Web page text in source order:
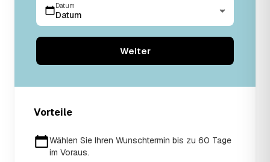
Datum
Datum
Weiter
Vorteile
Wählen Sie Ihren Wunschtermin bis zu 60 Tage
im Voraus.